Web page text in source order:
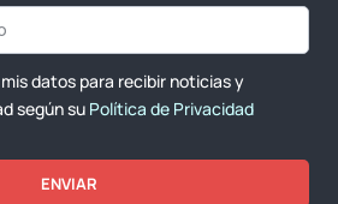
datos para recibir noticias y
según su Política de Privacidad
ENVIAR